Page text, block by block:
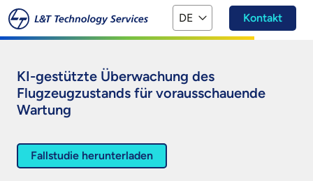
Zum Hauptinhalt springen
DE Kontakt
KI-gestützte Überwachung des
Flugzeugzustands für vorausschauende
Wartung
Fallstudie herunterladen